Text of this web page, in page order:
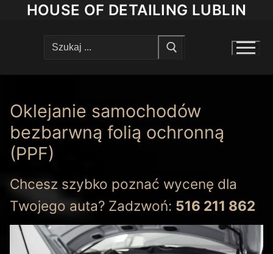
PrzejdźHOUSE OF DETAILING LUBLIN
Oklejanie samochodów
bezbarwną folią ochronną
(PPF)
Chcesz szybko poznać wycenę dla
Twojego auta? Zadzwoń: 516 211 862